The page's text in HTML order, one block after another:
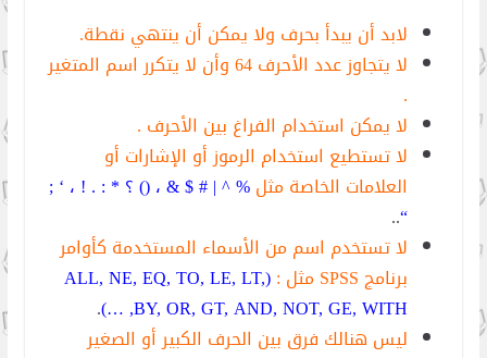
لابد أن يبدأ بحرف ولا يمكن أن ينتهي نقطة.
لا يتجاوز عدد الأحرف 64 وأن لا يتكرر اسم المتغير
.
لا يمكن استخدام الفراغ بين الأحرف .
لا تستطيع استخدام الرموز أو الإشارات أو
العلامات الخاصة مثل% ^ | # $ & ، () ؟ * : . ! ، ‘ ;
“
..
لا تستخدم اسم من الأسماء المستخدمة كأوامر
برنامج SPSS مثل
:
(ALL, NE, EQ, TO, LE, LT,
BY, OR, GT, AND, NOT, GE, WITH, …)
.
ليس هنالك فرق بين الحرف الكبير أو الصغير